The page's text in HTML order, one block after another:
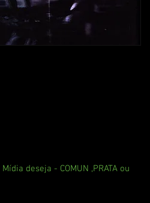
deseja - COMUN ,PRATA ou